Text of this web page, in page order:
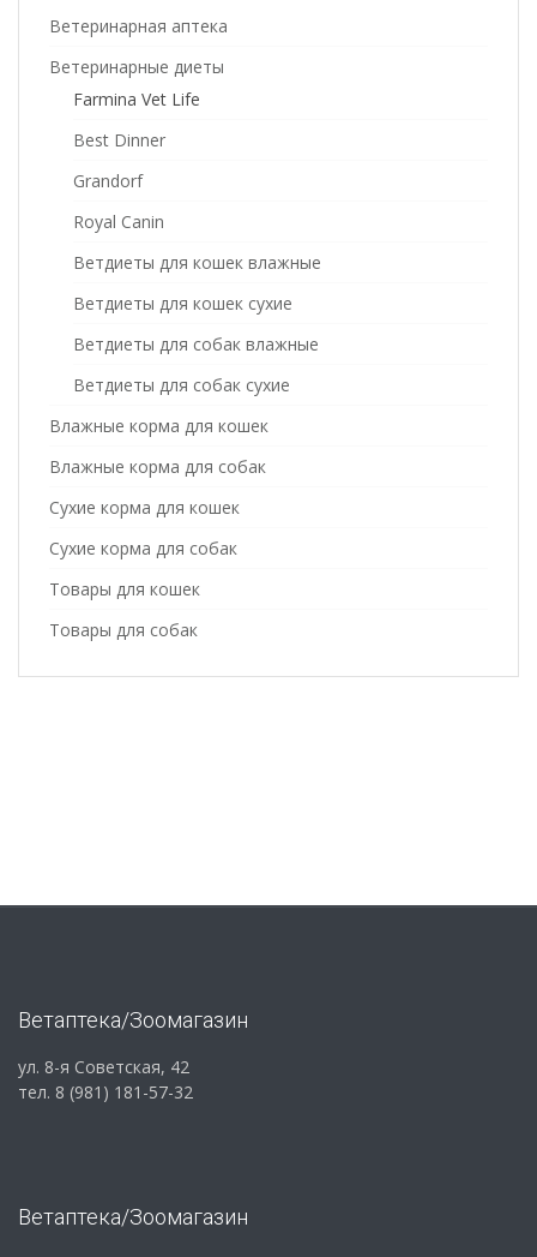
Ветеринарная аптека
Ветеринарные диеты
Farmina Vet Life
Best Dinner
Grandorf
Royal Canin
Ветдиеты для кошек влажные
Ветдиеты для кошек сухие
Ветдиеты для собак влажные
Ветдиеты для собак сухие
Влажные корма для кошек
Влажные корма для собак
Сухие корма для кошек
Сухие корма для собак
Товары для кошек
Товары для собак
Ветаптека/Зоомагазин
ул. 8-я Советская, 42
тел. 8 (981) 181-57-32
Ветаптека/Зоомагазин